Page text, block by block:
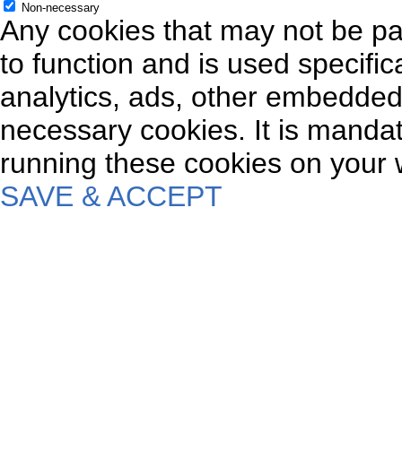
Non-necessary
Any cookies that may not be
to function and is used
analytics, ads, other
necessary cookies. It is
running these cookies on your
SAVE & ACCEPT